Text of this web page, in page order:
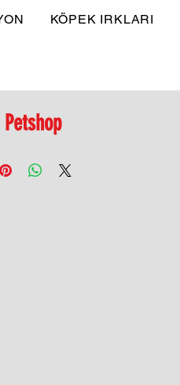
KÖPEK IRKLARI